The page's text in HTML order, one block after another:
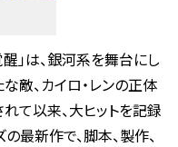
」は、銀河系を舞台にし
敵、カイロ・レンの正体
て以来、大ヒットを記録
の最新作で、脚本、製作、